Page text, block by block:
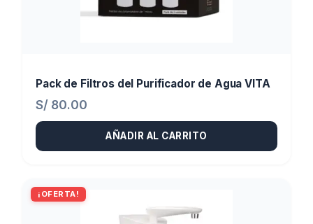
Pack de Filtros del Purificador de Agua VITA
S/ 80.00
AÑADIR AL CARRITO
¡OFERTA!